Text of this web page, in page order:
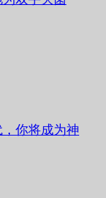
你将成为神